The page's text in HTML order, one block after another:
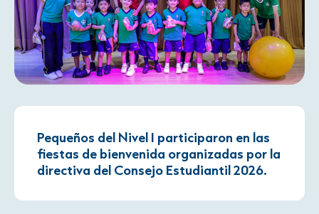
Pequeños del Nivel I participaron en las
fiestas de bienvenida organizadas por la
directiva del Consejo Estudiantil 2026.